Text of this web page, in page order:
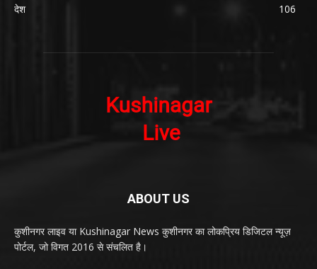
देश
106
ABOUT US
कुशीनगर लाइव या Kushinagar News कुशीनगर का लोकप्रिय डिजिटल न्यूज़
पोर्टल, जो विगत 2016 से संचलित है।